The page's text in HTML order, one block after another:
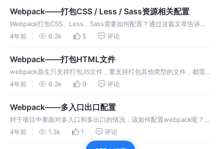
Webpack——打包CSS / Less / Sass资源相关配置
Webpack打包CSS、Less、Sass需要如何配置？通过这篇文章告诉你
如何配置它们的打包、兼容性以及压缩
4年前 6.3k 5 评论
Webpack——打包HTML文件
webpack原生只支持打包JS文件，要支持打包其他类型的文件，都需
要安装相应的插件或loader。 如果我们需要打包HTML文件，需要安装
4年前 6.3k 9 评论
Webpack——多入口出口配置
对于项目中要面对多入口和多出口的情况，该如何配置webpack呢？
这里有3种配置方案，快来看看吧～
4年前 1.3k 1 评论